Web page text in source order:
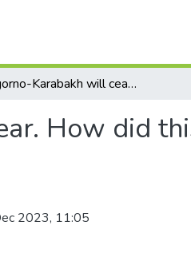
Nagorno-Karabakh will cease to exist from next year. How did this happen?
How did
2023, 11:05